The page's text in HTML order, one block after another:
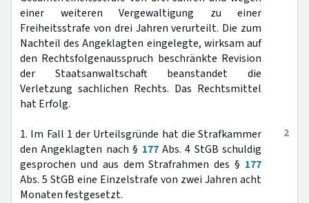
einer weiteren Vergewaltigung zu einer
Freiheitsstrafe von drei Jahren verurteilt. Die zum
Nachteil des Angeklagten eingelegte, wirksam auf
den Rechtsfolgenausspruch beschränkte Revision
der Staatsanwaltschaft beanstandet die
Verletzung sachlichen Rechts. Das Rechtsmittel
hat Erfolg.
2
1. Im Fall 1 der Urteilsgründe hat die Strafkammer
den Angeklagten nach § 177Abs. 4 StGB schuldig
gesprochen und aus dem Strafrahmen des § 177
Abs. 5 StGB eine Einzelstrafe von zwei Jahren acht
Monaten festgesetzt.